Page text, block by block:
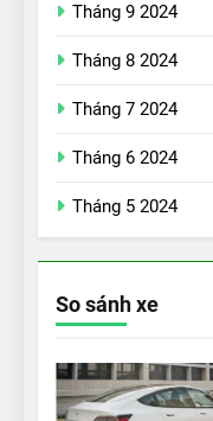
Tháng 9 2024
Tháng 8 2024
Tháng 7 2024
Tháng 6 2024
Tháng 5 2024
So sánh xe
17
19